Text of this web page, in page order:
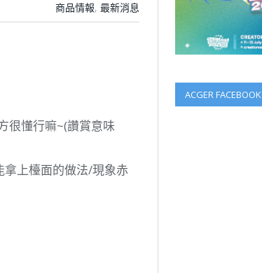
商品情報, 最新消息
很懂行嘛~(讚賞意味
拿上檯面的做法/現象赤
ACGER FACEBOOK